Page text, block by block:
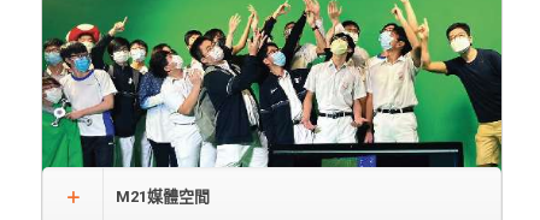
M21媒體空間